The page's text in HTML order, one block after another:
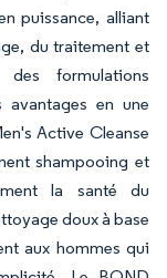
puissance, alliant
du traitement et
formulations
avantages en une
Active Cleanse
shampooing et
la santé du
doux à base
aux hommes qui